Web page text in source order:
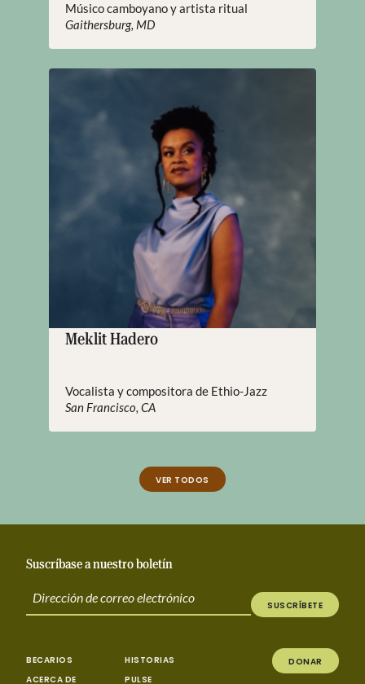
Músico camboyano y artista ritual
Gaithersburg, MD
Meklit Hadero
Vocalista y compositora de Ethio-Jazz
San Francisco, CA
VER TODOS
Suscríbase a nuestro boletín
SUSCRÍBETE
BECARIOS
ACERCA DE
HISTORIAS
PULSE
DONAR